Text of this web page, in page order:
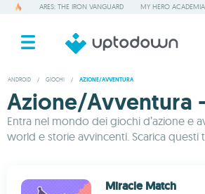
ARES: THE IRON VANGUARD MY HERO
ANDROID / GIOCHI / AZIONE/AVVENTURA
Azione/Avventura
Entra nel mondo dei giochi d’azione e
world e storie avvincenti. Scarica
Miracle Match